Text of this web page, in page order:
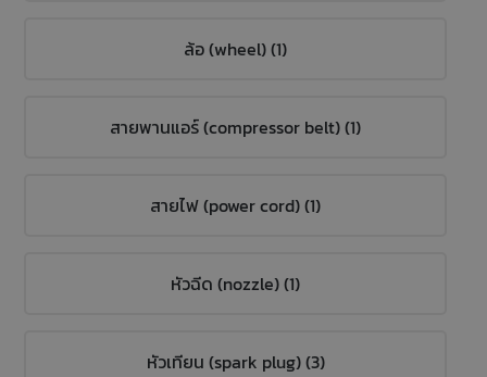
ล้อ (wheel) (1)
สายพานแอร์ (compressor belt) (1)
สายไฟ (power cord) (1)
หัวฉีด (nozzle) (1)
หัวเทียน (spark plug) (3)